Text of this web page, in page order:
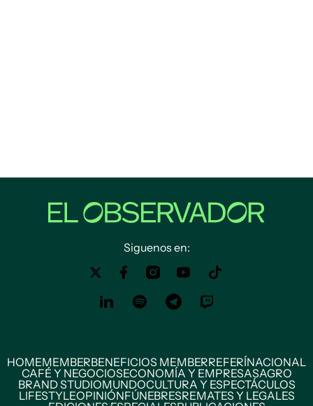
Siguenos en:
HOMEMEMBERBENEFICIOS MEMBERREFERÍNACIONAL
CAFÉ Y NEGOCIOSECONOMÍA Y EMPRESASAGRO
BRAND STUDIOMUNDOCULTURA Y ESPECTÁCULOS
LIFESTYLEOPINIÓNFÚNEBRESREMATES Y LEGALES